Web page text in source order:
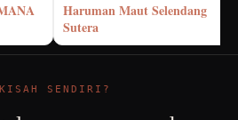
Haruman Maut Selendang
Sutera
SENDIRI?